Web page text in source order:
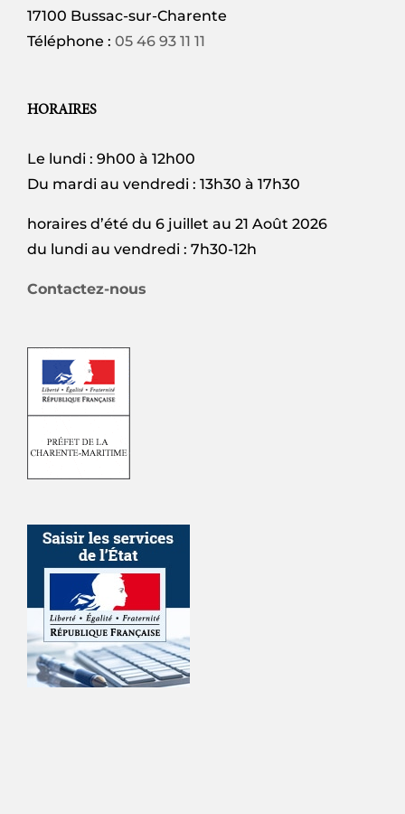
17100 Bussac-sur-Charente
Téléphone : 05 46 93 11 11
HORAIRES
Le lundi : 9h00 à 12h00
Du mardi au vendredi : 13h30 à 17h30
horaires d’été du 6 juillet au 21 Août 2026
du lundi au vendredi : 7h30-12h
Contactez-nous